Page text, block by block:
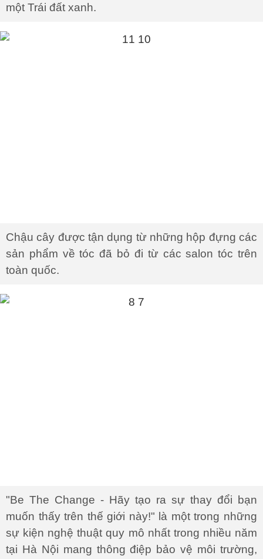
một Trái đất xanh.
Chậu cây được tận dụng từ những hộp đựng các
sản phẩm về tóc đã bỏ đi từ các salon tóc trên
toàn quốc.
"Be The Change - Hãy tạo ra sự thay đổi bạn
muốn thấy trên thế giới này!" là một trong những
sự kiện nghệ thuật quy mô nhất trong nhiều năm
tại Hà Nội mang thông điệp bảo vệ môi trường,